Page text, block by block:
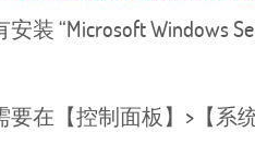
装 “Microsoft Windows
在【控制面板】>【系统